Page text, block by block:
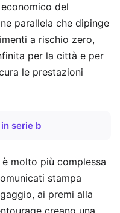
del
parallela che dipinge
a rischio zero,
per la città e per
le prestazioni
serie b
molto più complessa
stampa
ai premi alla